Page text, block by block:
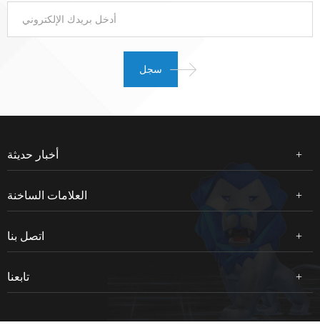
أخبار حديثة
العلامات الساخنة
اتصل بنا
تابعنا